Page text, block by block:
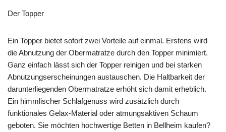
Der Topper
Ein Topper bietet sofort zwei Vorteile auf einmal. Erstens wird
die Abnutzung der Obermatratze durch den Topper minimiert.
Ganz einfach lässt sich der Topper reinigen und bei starken
Abnutzungserscheinungen austauschen. Die Haltbarkeit der
darunterliegenden Obermatratze erhöht sich damit erheblich.
Ein himmlischer Schlafgenuss wird zusätzlich durch
funktionales Gelax-Material oder atmungsaktiven Schaum
geboten. Sie möchten hochwertige Betten in Bellheim kaufen?